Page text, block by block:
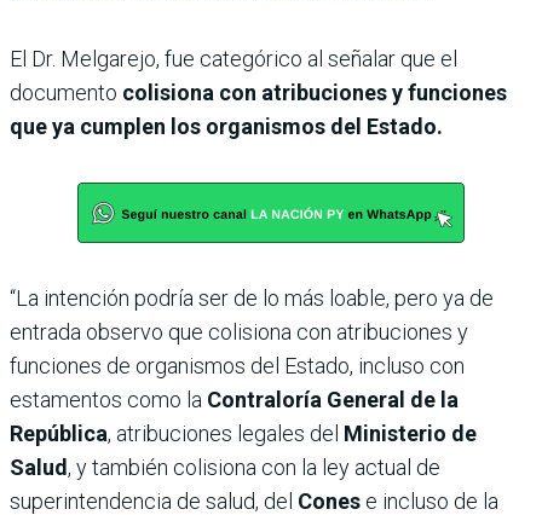
El Dr. Melgarejo, fue categórico al señalar que el
documento colisiona con atribuciones y funciones
que ya cumplen los organismos del Estado.
“La intención podría ser de lo más loable, pero ya de
entrada observo que colisiona con atribuciones y
funciones de organismos del Estado, incluso con
estamentos como la Contraloría General de la
República, atribuciones legales del Ministerio de
Salud, y también colisiona con la ley actual de
superintendencia de salud, del Cones e incluso de la